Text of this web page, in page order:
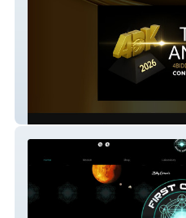
4B Conscious Awards